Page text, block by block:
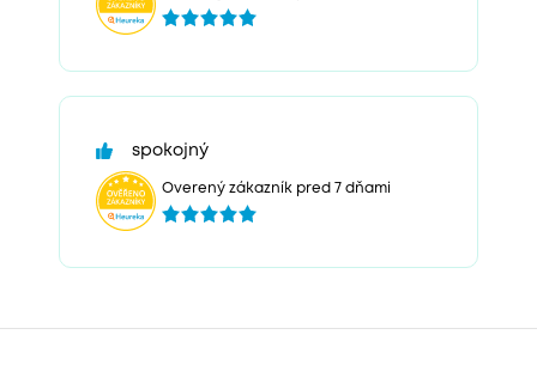
spokojný
Overený zákazník pred 7 dňami